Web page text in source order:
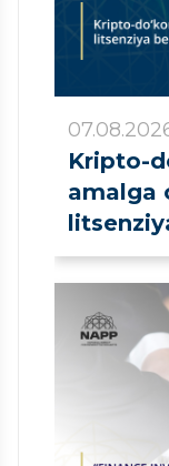
Kripto-
amalga